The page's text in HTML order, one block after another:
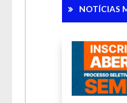
NOTÍCIAS